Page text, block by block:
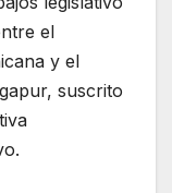
el
y el
suscrito